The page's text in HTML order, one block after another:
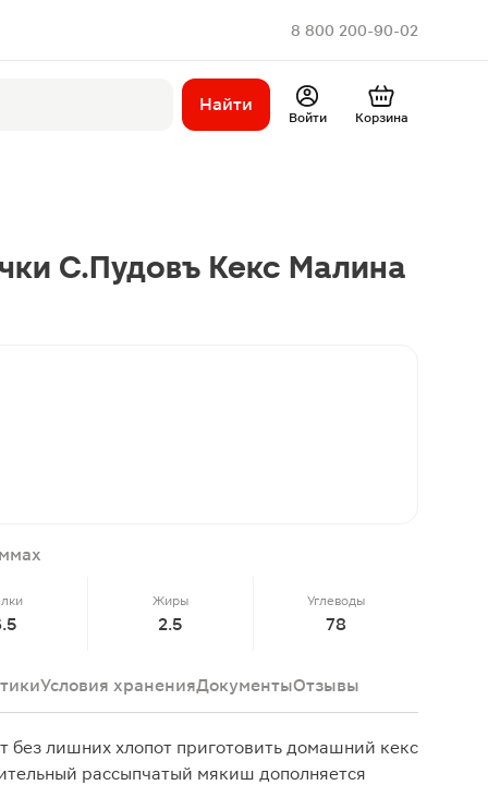
8 800 200-90-02
Найти
Войти Корзина
C.Пудовъ Кекс Малина
Жиры
2.5
Углеводы
78
Условия храненияДокументыОтзывы
без лишних хлопот приготовить домашний кекс
рассыпчатый мякиш дополняется